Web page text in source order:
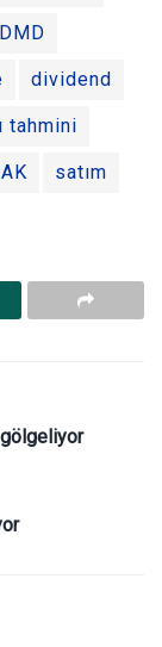
dividend
tahmini
satım